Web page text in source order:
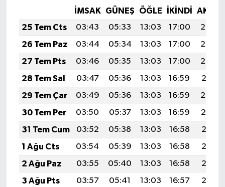
İMSAK GÜNEŞ ÖĞLE İKINDI
25 Tem Cts
03:43 05:33 13:03 17:00
20:24
26 Tem Paz
03:44 05:34 13:03 17:00
20:23
27 Tem Pts
03:46 05:35 13:03 17:00
20:22
28 Tem Sal
03:47 05:36 13:03 16:59
20:21
29 Tem Çar
03:49 05:36 13:03 16:59
20:20
30 Tem Per
03:50 05:37 13:03 16:59
20:19
31 Tem Cum
03:52 05:38 13:03 16:58
20:18
1 Ağu Cts
03:54 05:39 13:03 16:58
20:17
2 Ağu Paz
03:55 05:40 13:03 16:58
20:16
3 Ağu Pts
03:57 05:41 13:03 16:57
20:15